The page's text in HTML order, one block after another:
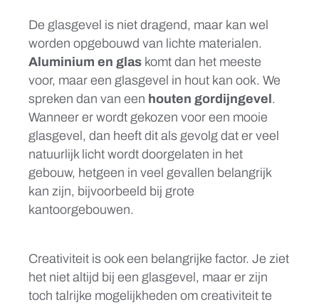
De glasgevel is niet dragend, maar kan wel
worden opgebouwd van lichte materialen.
Aluminium en glas komt dan het meeste
voor, maar een glasgevel in hout kan ook. We
spreken dan van een houten gordijngevel .
Wanneer er wordt gekozen voor een mooie
glasgevel, dan heeft dit als gevolg dat er veel
natuurlijk licht wordt doorgelaten in het
gebouw, hetgeen in veel gevallen belangrijk
kan zijn, bijvoorbeeld bij grote
kantoorgebouwen.
Creativiteit is ook een belangrijke factor. Je ziet
het niet altijd bij een glasgevel, maar er zijn
toch talrijke mogelijkheden om creativiteit te